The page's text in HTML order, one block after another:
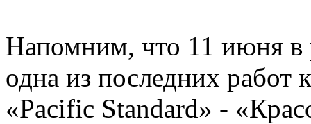
Напомним, что 11 июня в
одна из последних работ
«Pacific Standard» -